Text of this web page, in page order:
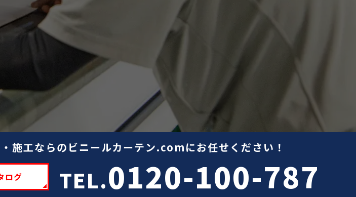
施工ならのビニールカーテン.comにお任せください！
ログ TEL.0120-100-787